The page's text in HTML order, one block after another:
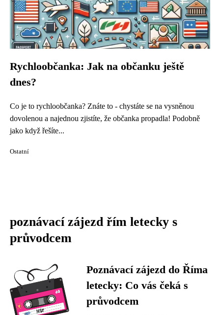
Rychloobčanka: Jak na občanku ještě
dnes?
Co je to rychloobčanka? Znáte to - chystáte se na vysněnou
dovolenou a najednou zjistíte, že občanka propadla! Podobně
jako když řešíte...
Ostatní
poznávací zájezd řím letecky s
průvodcem
Poznávací zájezd do Říma
letecky: Co vás čeká s
průvodcem